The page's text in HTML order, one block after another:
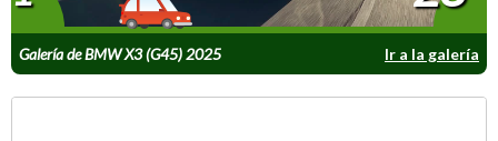
Galería de BMW X3 (G45) 2025 Ir a la galería